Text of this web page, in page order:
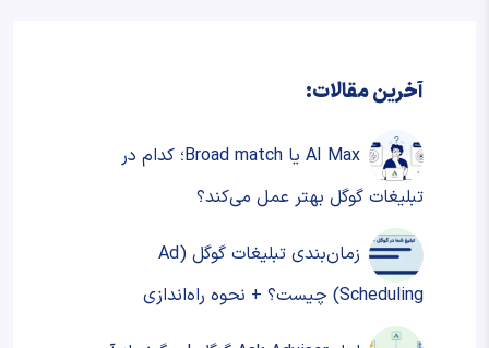
آخرین مقالات:
AI Max یا Broad match؛ کدام در
تبلیغات گوگل بهتر عمل می‌کند؟
زمان‌بندی تبلیغات گوگل (Ad
Scheduling) چیست؟ + نحوه‌ راه‌اندازی